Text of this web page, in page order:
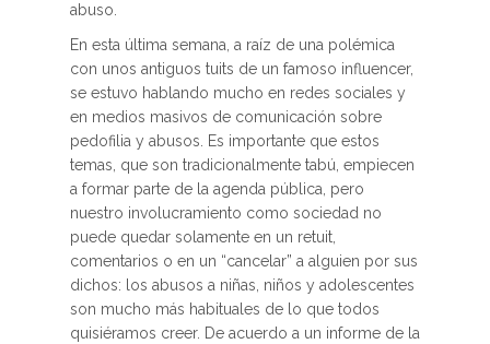
abuso.
En esta última semana, a raíz de una polémica
con unos antiguos tuits de un famoso influencer,
se estuvo hablando mucho en redes sociales y
en medios masivos de comunicación sobre
pedofilia y abusos. Es importante que estos
temas, que son tradicionalmente tabú, empiecen
a formar parte de la agenda pública, pero
nuestro involucramiento como sociedad no
puede quedar solamente en un retuit,
comentarios o en un “cancelar” a alguien por sus
dichos: los abusos a niñas, niños y adolescentes
son mucho más habituales de lo que todos
quisiéramos creer. De acuerdo a un informe de la